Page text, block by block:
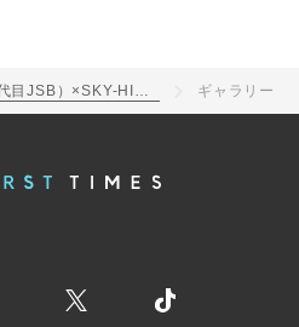
ØMI（三代目JSB）×SKY-HI、『イノフェス』でトークセッション！ライブアクトとしてMAZZELの出演も決定 ギャラリー